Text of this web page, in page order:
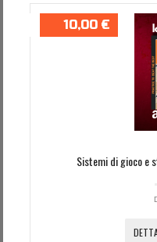
10,00 €
Sistemi di gioco e